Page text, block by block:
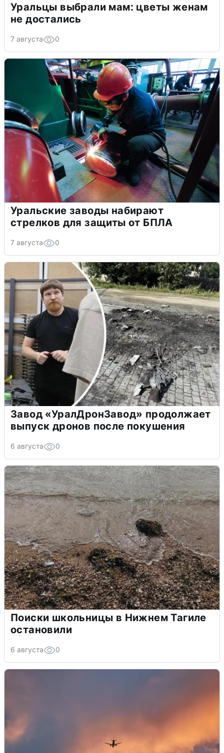
Уральцы выбрали мам: цветы женам
не достались
7 августа 0
Уральские заводы набирают
стрелков для защиты от БПЛА
7 августа 0
Завод «УралДронЗавод» продолжает
выпуск дронов после покушения
6 августа 0
Поиски школьницы в Нижнем Тагиле
остановили
6 августа 0